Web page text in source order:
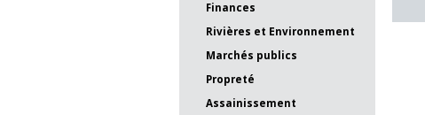
Finances
Rivières et Environnement
Marchés publics
Propreté
Assainissement